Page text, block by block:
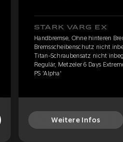
STARK VARG EX
Handbremse, Ohne hinteren
Bremsscheibenschutz nicht
Titan-Schraubensatz nicht
Regulär, Metzeler 6 Days
PS 'Alpha'
Weitere Infos